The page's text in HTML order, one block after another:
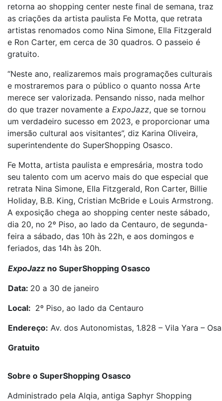
retorna ao shopping center neste final de semana, traz
as criações da artista paulista Fe Motta, que retrata
artistas renomados como Nina Simone, Ella Fitzgerald
e Ron Carter, em cerca de 30 quadros. O passeio é
gratuito.
“Neste ano, realizaremos mais programações culturais
e mostraremos para o público o quanto nossa Arte
merece ser valorizada. Pensando nisso, nada melhor
do que trazer novamente a ExpoJazz, que se tornou
um verdadeiro sucesso em 2023, e proporcionar uma
imersão cultural aos visitantes”, diz Karina Oliveira,
superintendente do SuperShopping Osasco.
Fe Motta, artista paulista e empresária, mostra todo
seu talento com um acervo mais do que especial que
retrata Nina Simone, Ella Fitzgerald, Ron Carter, Billie
Holiday, B.B. King, Cristian McBride e Louis Armstrong.
A exposição chega ao shopping center neste sábado,
dia 20, no 2º Piso, ao lado da Centauro, de segunda-
feira a sábado, das 10h às 22h, e aos domingos e
feriados, das 14h às 20h.
ExpoJazz no SuperShopping Osasco
Data: 20 a 30 de janeiro
Local: 2º Piso, ao lado da Centauro
Endereço: Av. dos Autonomistas, 1.828 – Vila Yara –
Gratuito
Sobre o SuperShopping Osasco
Administrado pela Alqia, antiga Saphyr Shopping